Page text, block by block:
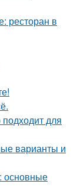
ресторан в
для
варианты и
основные